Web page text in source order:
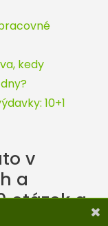
kedy
10+1
v
a
otázok a